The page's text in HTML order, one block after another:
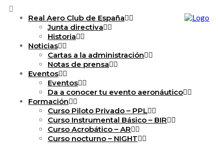
Real Aero Club de España
Junta directiva
Historia
Noticias
Cartas a la administración
Notas de prensa
Eventos
Eventos
Da a conocer tu evento aeronáutico
Formación
Curso Piloto Privado – PPL
Curso Instrumental Básico – BIR
Curso Acrobático – AR
Curso nocturno – NIGHT